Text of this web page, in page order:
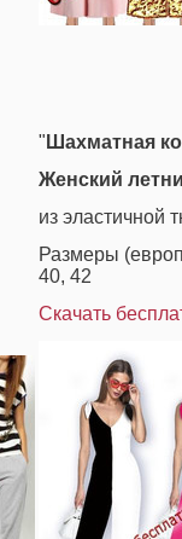
" Шахматная
Женский
из эластичной
Размеры
40, 42
Скачать